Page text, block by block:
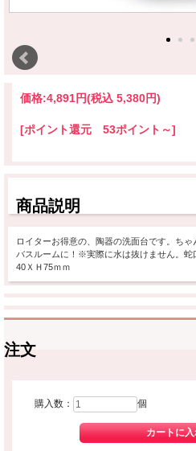
価格:4,891円(税込 5,380円)
[ポイント還元 53ポイント～]
商品説明
ロイターお得意の、陶器の洗面台です。ち
バスルームに！※実際に水は抜けません。蛇
40ＸＨ75ｍｍ
注文
購入数： 個